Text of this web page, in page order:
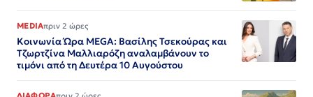
MEDIAπριν 2 ώρες
Κοινωνία Ώρα MEGA: Βασίλης Τσεκούρας και
Τζωρτζίνα Μαλλιαρόζη αναλαμβάνουν το
τιμόνι από τη Δευτέρα 10 Αυγούστου